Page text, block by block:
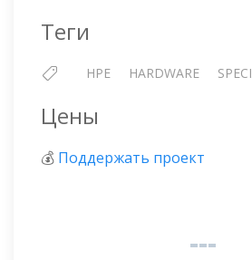
Теги
HPE HARDWARE
Цены
💰 Поддержать проект